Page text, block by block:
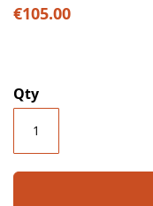
of
€105.00
Qty